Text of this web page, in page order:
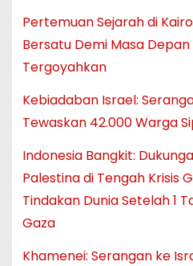
Pertemuan Sejarah di
Bersatu Demi Masa
Tergoyahkan
Kebiadaban Israel:
Tewaskan 42.000 Warga
Indonesia Bangkit:
Palestina di Tengah Krisis
Tindakan Dunia Setelah 1
Gaza
Khamenei: Serangan ke